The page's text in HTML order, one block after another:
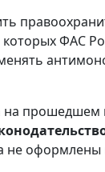
ФАС
оформлены